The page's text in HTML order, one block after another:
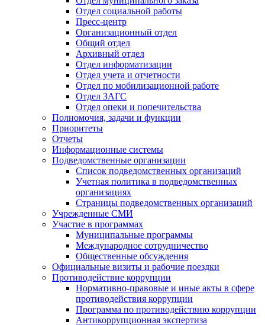
Отдел социальной работы
Пресс-центр
Организационный отдел
Общий отдел
Архивный отдел
Отдел информатизации
Отдел учета и отчетности
Отдел по мобилизационной работе
Отдел ЗАГС
Отдел опеки и попечительства
Полномочия, задачи и функции
Приоритеты
Отчеты
Информационные системы
Подведомственные организации
Список подведомственных организаций
Учетная политика в подведомственных
организациях
Страницы подведомственных организаций
Учрежденные СМИ
Участие в программах
Муниципальные программы
Международное сотрудничество
Общественные обсуждения
Официальные визиты и рабочие поездки
Противодействие коррупции
Нормативно-правовые и иные акты в сфере
противодействия коррупции
Программа по противодействию коррупции
Антикоррупционная экспертиза